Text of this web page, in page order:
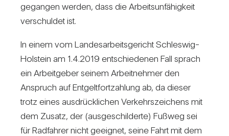
ge­gangen werden, dass die Arbeits­un­fä­hig­keit
ver­schuldet ist.
In einem vom Lan­des­ar­beits­ge­richt Schleswig-
Hol­stein am 1.4.2019 ent­schie­denen Fall sprach
ein Arbeit­geber seinem Arbeit­nehmer den
Anspruch auf Ent­gelt­fort­zah­lung ab, da dieser
trotz eines aus­drück­li­chen Ver­kehrs­zei­chens mit
dem Zusatz, der (aus­ge­schil­derte) Fußweg sei
für Rad­fahrer nicht geeignet, seine Fahrt mit dem